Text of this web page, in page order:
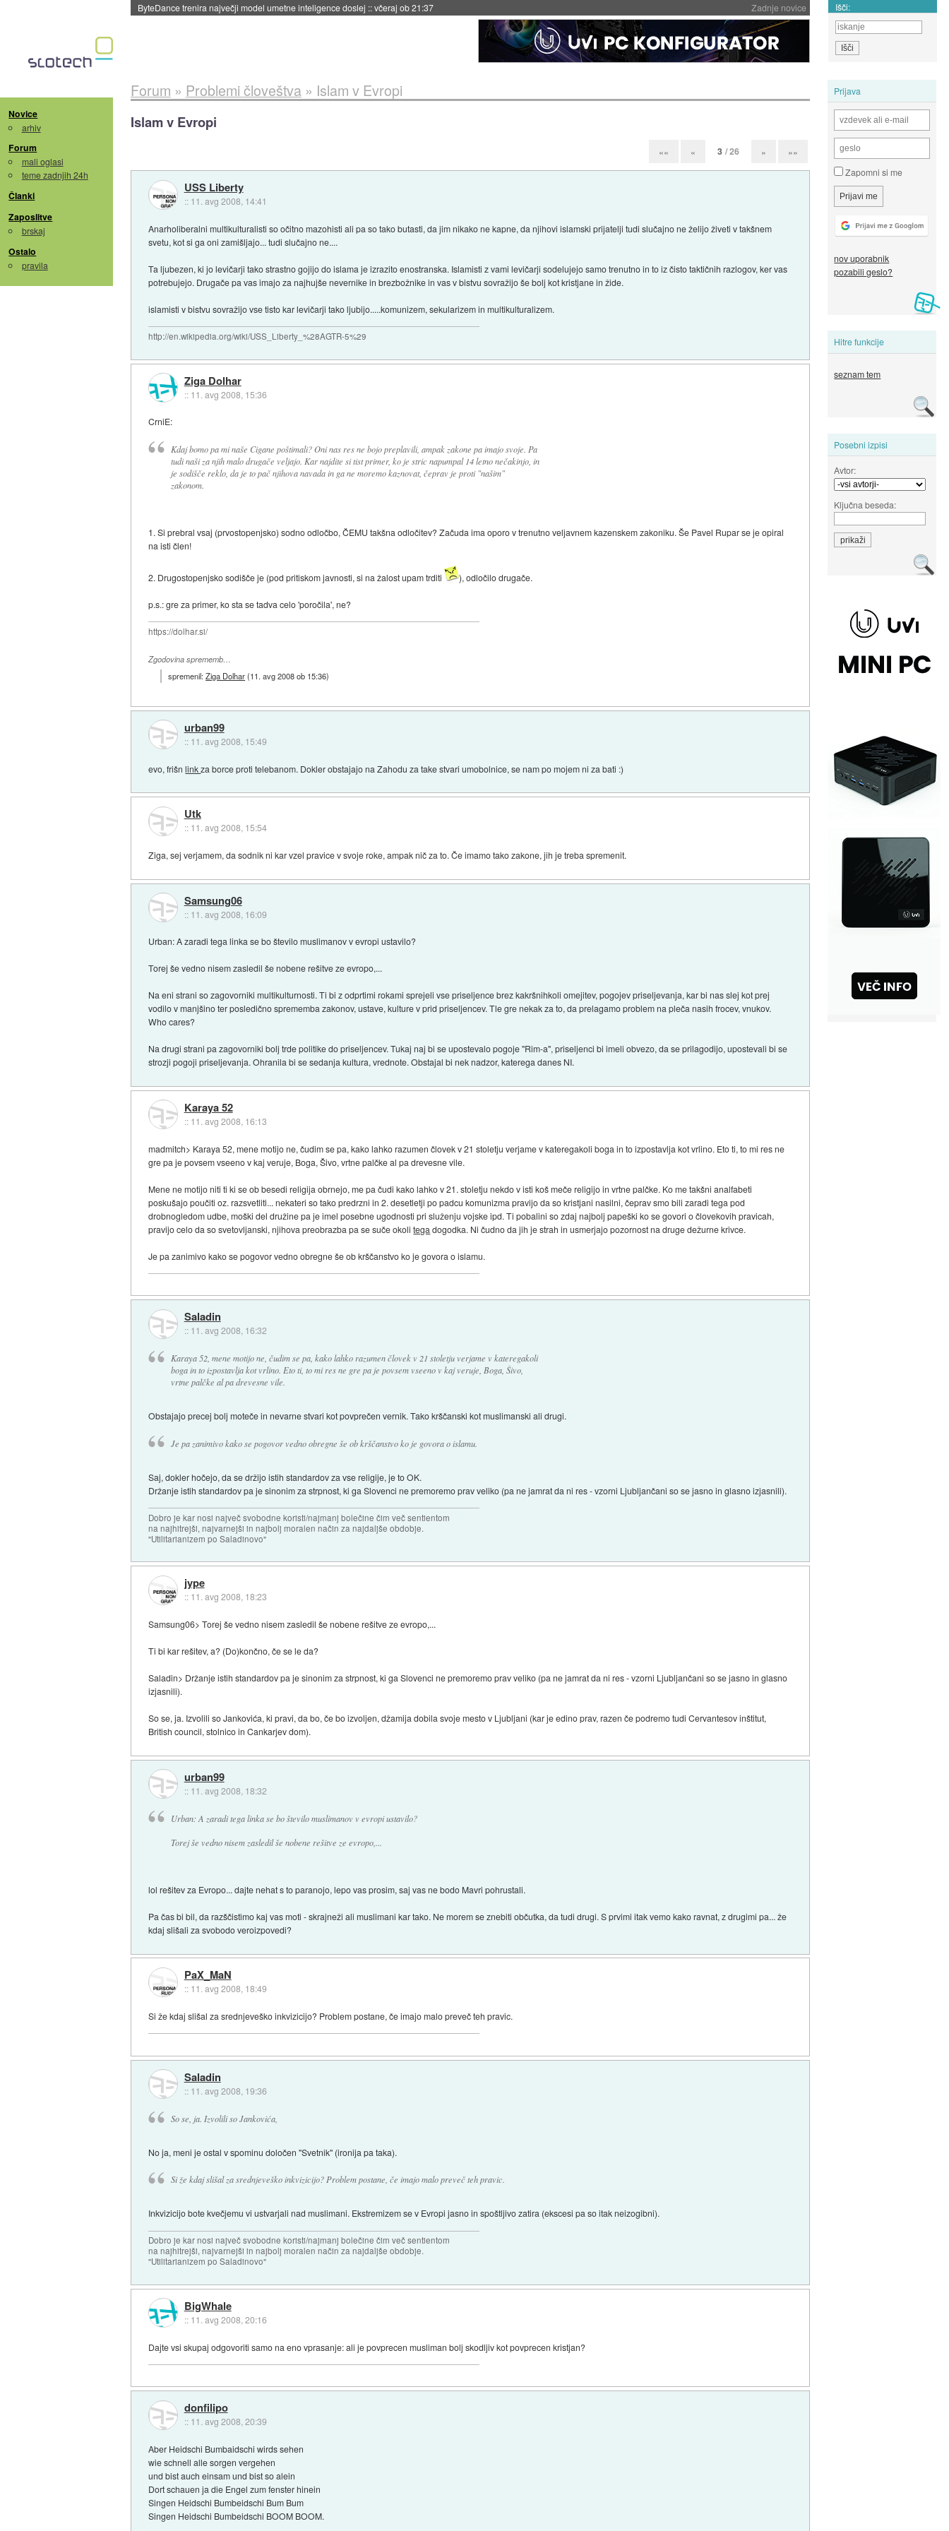
Zadnje novice
Spletne strani začele streči oglase za agente umetne inteligence::včeraj ob 21:23 Išči:
Novice
arhiv
Forum
mali oglasi
teme zadnjih 24h
Članki
Zaposlitve
brskaj
Ostalo
pravila
Prijava
Zapomni si me
nov uporabnik
pozabili geslo?
Hitre funkcije
seznam tem
Posebni izpisi
Avtor:
Ključna beseda:
Forum » Problemi človeštva» Islam v Evropi
Islam v Evropi
«« « 3 / 26 » »»
USS Liberty
:: 11. avg 2008, 14:41
Anarholiberalni multikulturalisti so očitno mazohisti ali pa so tako butasti, da jim nikako ne kapne, da njihovi islamski prijatelji tudi slučajno ne želijo živeti v takšnem
svetu, kot si ga oni zamišljajo... tudi slučajno ne....
Ta ljubezen, ki jo levičarji tako strastno gojijo do islama je izrazito enostranska. Islamisti z vami levičarji sodelujejo samo trenutno in to iz čisto taktičnih razlogov, ker vas
potrebujejo. Drugače pa vas imajo za najhujše nevernike in brezbožnike in vas v bistvu sovražijo še bolj kot kristjane in žide.
islamisti v bistvu sovražijo vse tisto kar levičarji tako ljubijo.....komunizem, sekularizem in multikulturalizem.
http://en.wikipedia.org/wiki/USS_Liberty_%28AGTR-5%29
Ziga Dolhar
:: 11. avg 2008, 15:36
CrniE:
Kdaj bomo pa mi naše Cigane poštimali? Oni nas res ne bojo preplavili, ampak zakone pa imajo svoje. Pa
tudi naši za njih malo drugače veljajo. Kar najdite si tist primer, ko je stric napumpal 14 letno nečakinjo, in
je sodišče reklo, da je to pač njihova navada in ga ne moremo kaznovat, čeprav je proti "našim"
zakonom.
1. Si prebral vsaj (prvostopenjsko) sodno odločbo, ČEMU takšna odločitev? Začuda ima oporo v trenutno veljavnem kazenskem zakoniku. Še Pavel Rupar se je opiral
na isti člen!
2. Drugostopenjsko sodišče je (pod pritiskom javnosti, si na žalost upam trditi ), odločilo drugače.
p.s.: gre za primer, ko sta se tadva celo 'poročila', ne?
https://dolhar.si/
Zgodovina sprememb…
spremenil:Ziga Dolhar(11. avg 2008 ob 15:36)
urban99
:: 11. avg 2008, 15:49
evo, frišnlinkza borce proti telebanom. Dokler obstajajo na Zahodu za take stvari umobolnice, se nam po mojem ni za bati :)
Utk
:: 11. avg 2008, 15:54
Ziga, sej verjamem, da sodnik ni kar vzel pravice v svoje roke, ampak nič za to. Če imamo tako zakone, jih je treba spremenit.
Samsung06
:: 11. avg 2008, 16:09
Urban: A zaradi tega linka se bo število muslimanov v evropi ustavilo?
Torej še vedno nisem zasledil še nobene rešitve ze evropo,...
Na eni strani so zagovorniki multikulturnosti. Ti bi z odprtimi rokami sprejeli vse priseljence brez kakršnihkoli omejitev, pogojev priseljevanja, kar bi nas slej kot prej
vodilo v manjšino ter posledično sprememba zakonov, ustave, kulture v prid priseljencev. Tle gre nekak za to, da prelagamo problem na pleča nasih frocev, vnukov.
Who cares?
Na drugi strani pa zagovorniki bolj trde politike do priseljencev. Tukaj naj bi se upostevalo pogoje "Rim-a", priseljenci bi imeli obvezo, da se prilagodijo, upostevali bi se
strozji pogoji priseljevanja. Ohranila bi se sedanja kultura, vrednote. Obstajal bi nek nadzor, katerega danes NI.
Karaya 52
:: 11. avg 2008, 16:13
madmitch> Karaya 52, mene motijo ne, čudim se pa, kako lahko razumen človek v 21 stoletju verjame v kateregakoli boga in to izpostavlja kot vrlino. Eto ti, to mi res ne
gre pa je povsem vseeno v kaj veruje, Boga, Šivo, vrtne palčke al pa drevesne vile.
Mene ne motijo niti ti ki se ob besedi religija obrnejo, me pa čudi kako lahko v 21. stoletju nekdo v isti koš meče religijo in vrtne palčke. Ko me takšni analfabeti
poskušajo poučiti oz. razsvetliti... nekateri so tako predrzni in 2. desetletji po padcu komunizma pravijo da so kristjani nasilni, čeprav smo bili zaradi tega pod
drobnogledom udbe, moški del družine pa je imel posebne ugodnosti pri služenju vojske ipd. Ti pobalini so zdaj najbolj papeški ko se govori o človekovih pravicah,
pravijo celo da so svetovljanski, njihova preobrazba pa se suče okolitega dogodka. Ni čudno da jih je strah in usmerjajo pozornost na druge dežurne krivce.
Je pa zanimivo kako se pogovor vedno obregne še ob krščanstvo ko je govora o islamu.
Saladin
:: 11. avg 2008, 16:32
Karaya 52, mene motijo ne, čudim se pa, kako lahko razumen človek v 21 stoletju verjame v kateregakoli
boga in to izpostavlja kot vrlino. Eto ti, to mi res ne gre pa je povsem vseeno v kaj veruje, Boga, Šivo,
vrtne palčke al pa drevesne vile.
Obstajajo precej bolj moteče in nevarne stvari kot povprečen vernik. Tako krščanski kot muslimanski ali drugi.
Je pa zanimivo kako se pogovor vedno obregne še ob krščanstvo ko je govora o islamu.
Saj, dokler hočejo, da se držijo istih standardov za vse religije, je to OK.
Držanje istih standardov pa je sinonim za strpnost, ki ga Slovenci ne premoremo prav veliko (pa ne jamrat da ni res - vzorni Ljubljančani so se jasno in glasno izjasnili).
Dobro je kar nosi največ svobodne koristi/najmanj bolečine čim več sentientom
na najhitrejši, najvarnejši in najbolj moralen način za najdaljše obdobje.
"Utilitarianizem po Saladinovo"
jype
:: 11. avg 2008, 18:23
Samsung06> Torej še vedno nisem zasledil še nobene rešitve ze evropo,...
Ti bi kar rešitev, a? (Do)končno, če se le da?
Saladin> Držanje istih standardov pa je sinonim za strpnost, ki ga Slovenci ne premoremo prav veliko (pa ne jamrat da ni res - vzorni Ljubljančani so se jasno in glasno
izjasnili).
So se, ja. Izvolili so Jankovića, ki pravi, da bo, če bo izvoljen, džamija dobila svoje mesto v Ljubljani (kar je edino prav, razen če podremo tudi Cervantesov inštitut,
British council, stolnico in Cankarjev dom).
urban99
:: 11. avg 2008, 18:32
Urban: A zaradi tega linka se bo število muslimanov v evropi ustavilo?
Torej še vedno nisem zasledil še nobene rešitve ze evropo,...
lol rešitev za Evropo... dajte nehat s to paranojo, lepo vas prosim, saj vas ne bodo Mavri pohrustali.
Pa čas bi bil, da razščistimo kaj vas moti - skrajneži ali muslimani kar tako. Ne morem se znebiti občutka, da tudi drugi. S prvimi itak vemo kako ravnat, z drugimi pa... že
kdaj slišali za svobodo veroizpovedi?
PaX_MaN
:: 11. avg 2008, 18:49
Si že kdaj slišal za srednjeveško inkvizicijo? Problem postane, če imajo malo preveč teh pravic.
Saladin
:: 11. avg 2008, 19:36
So se, ja. Izvolili so Jankovića,
No ja, meni je ostal v spominu določen "Svetnik" (ironija pa taka).
Si že kdaj slišal za srednjeveško inkvizicijo? Problem postane, če imajo malo preveč teh pravic.
Inkvizicijo bote kvečjemu vi ustvarjali nad muslimani. Ekstremizem se v Evropi jasno in spoštljivo zatira (ekscesi pa so itak neizogibni).
Dobro je kar nosi največ svobodne koristi/najmanj bolečine čim več sentientom
na najhitrejši, najvarnejši in najbolj moralen način za najdaljše obdobje.
"Utilitarianizem po Saladinovo"
BigWhale
:: 11. avg 2008, 20:16
Dajte vsi skupaj odgovoriti samo na eno vprasanje: ali je povprecen musliman bolj skodljiv kot povprecen kristjan?
donfilipo
:: 11. avg 2008, 20:39
Aber Heidschi Bumbaidschi wirds sehen
wie schnell alle sorgen vergehen
und bist auch einsam und bist so alein
Dort schauen ja die Engel zum fenster hinein
Singen Heidschi Bumbeidschi Bum Bum
Singen Heidschi Bumbeidschi BOOM BOOM.